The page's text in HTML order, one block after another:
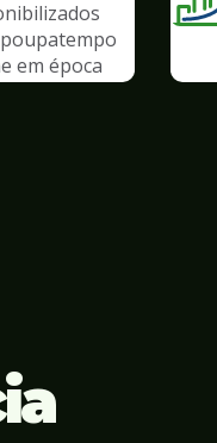
em época